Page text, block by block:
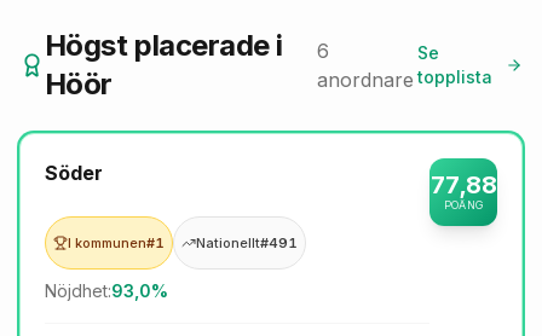
Högst placeradei
Höör
6
anordnare
Se
topplista
Söder
I kommunen#1 Nationellt#491
Nöjdhet:93,0%
77,88
POÄNG